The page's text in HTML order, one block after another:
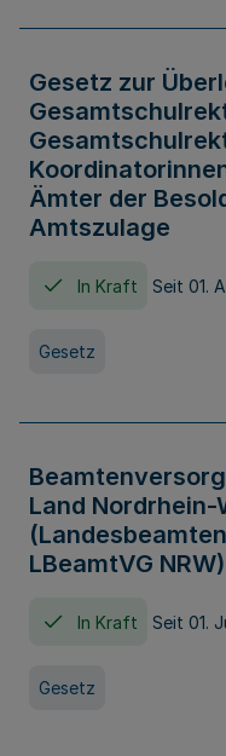
Gesetz zur
Ämter der
Amtszulage
In Kraft Seit 01.
Gesetz
Land
LBeamtVG NRW)
In Kraft Seit 01.
Gesetz